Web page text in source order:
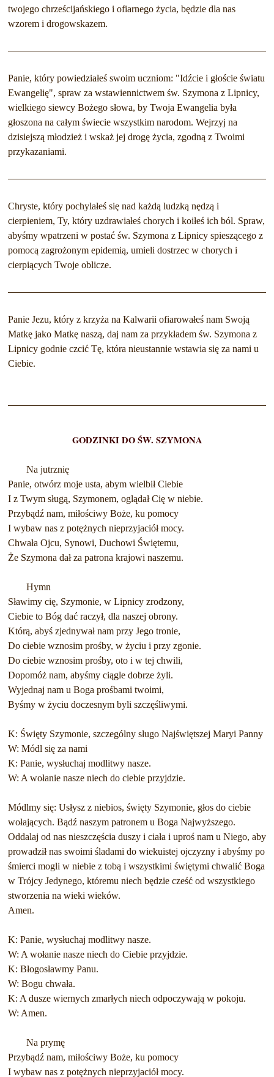
twojego chrześcijańskiego i ofiarnego życia, będzie dla nas
wzorem i drogowskazem.
Panie, który powiedziałeś swoim uczniom: "Idźcie i głoście światu
Ewangelię", spraw za wstawiennictwem św. Szymona z Lipnicy,
wielkiego siewcy Bożego słowa, by Twoja Ewangelia była
głoszona na całym świecie wszystkim narodom. Wejrzyj na
dzisiejszą młodzież i wskaż jej drogę życia, zgodną z Twoimi
przykazaniami.
Chryste, który pochylałeś się nad każdą ludzką nędzą i
cierpieniem, Ty, który uzdrawiałeś chorych i koiłeś ich ból. Spraw,
abyśmy wpatrzeni w postać św. Szymona z Lipnicy spieszącego z
pomocą zagrożonym epidemią, umieli dostrzec w chorych i
cierpiących Twoje oblicze.
Panie Jezu, który z krzyża na Kalwarii ofiarowałeś nam Swoją
Matkę jako Matkę naszą, daj nam za przykładem św. Szymona z
Lipnicy godnie czcić Tę, która nieustannie wstawia się za nami u
Ciebie.
GODZINKI DO ŚW. SZYMONA
Na jutrznię
Panie, otwórz moje usta, abym wielbił Ciebie
I z Twym sługą, Szymonem, oglądał Cię w niebie.
Przybądź nam, miłościwy Boże, ku pomocy
I wybaw nas z potężnych nieprzyjaciół mocy.
Chwała Ojcu, Synowi, Duchowi Świętemu,
Że Szymona dał za patrona krajowi naszemu.
Hymn
Sławimy cię, Szymonie, w Lipnicy zrodzony,
Ciebie to Bóg dać raczył, dla naszej obrony.
Którą, abyś zjednywał nam przy Jego tronie,
Do ciebie wznosim prośby, w życiu i przy zgonie.
Do ciebie wznosim prośby, oto i w tej chwili,
Dopomóż nam, abyśmy ciągle dobrze żyli.
Wyjednaj nam u Boga prośbami twoimi,
Byśmy w życiu doczesnym byli szczęśliwymi.
K: Święty Szymonie, szczególny sługo Najświętszej Maryi Panny
W: Módl się za nami
K: Panie, wysłuchaj modlitwy nasze.
W: A wołanie nasze niech do ciebie przyjdzie.
Módlmy się: Usłysz z niebios, święty Szymonie, głos do ciebie
wołających. Bądź naszym patronem u Boga Najwyższego.
Oddalaj od nas nieszczęścia duszy i ciała i uproś nam u Niego, aby
prowadził nas swoimi śladami do wiekuistej ojczyzny i abyśmy po
śmierci mogli w niebie z tobą i wszystkimi świętymi chwalić Boga
w Trójcy Jedynego, któremu niech będzie cześć od wszystkiego
stworzenia na wieki wieków.
Amen.
K: Panie, wysłuchaj modlitwy nasze.
W: A wołanie nasze niech do Ciebie przyjdzie.
K: Błogosławmy Panu.
W: Bogu chwała.
K: A dusze wiernych zmarłych niech odpoczywają w pokoju.
W: Amen.
Na prymę
Przybądź nam, miłościwy Boże, ku pomocy
I wybaw nas z potężnych nieprzyjaciół mocy.